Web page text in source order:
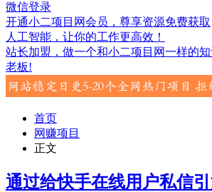
微信登录
开通小二项目网会员，尊享资源免费获取
人工智能，让你的工作更高效！
站长加盟，做一个和小二项目网一样的
老板!
首页
网赚项目
正文
通过给快手在线用户私信